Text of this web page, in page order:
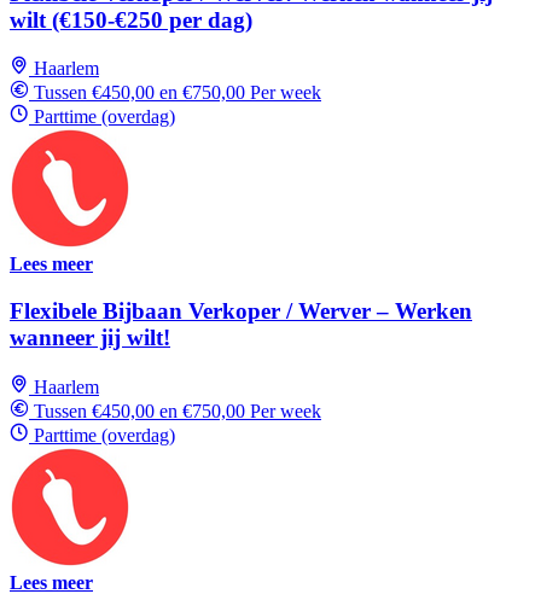
wilt (€150-€250 per dag)
Haarlem
Tussen €450,00 en €750,00 Per week
Parttime (overdag)
Lees meer
Flexibele Bijbaan Verkoper / Werver – Werken
wanneer jij wilt!
Haarlem
Tussen €450,00 en €750,00 Per week
Parttime (overdag)
Lees meer